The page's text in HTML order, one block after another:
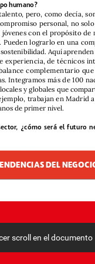
DEL
humano?
pero, como decía,
personal, no solo
jóvenes con el propósito de
Pueden lograrlo en una
sostenibilidad. Aquíaprenden
experiencia, de técnicos
complementario que
Integramos más de 100
locales y globales que
trabajan en Madrid
deprimer nivel.
¿cómo será el futuro
desarrollamos
financieras.
paraese85%de
retossociales y climáticos.
scroll en el documento